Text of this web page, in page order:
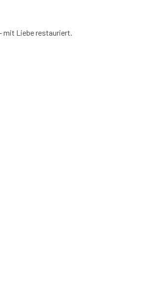
mit Liebe restauriert.